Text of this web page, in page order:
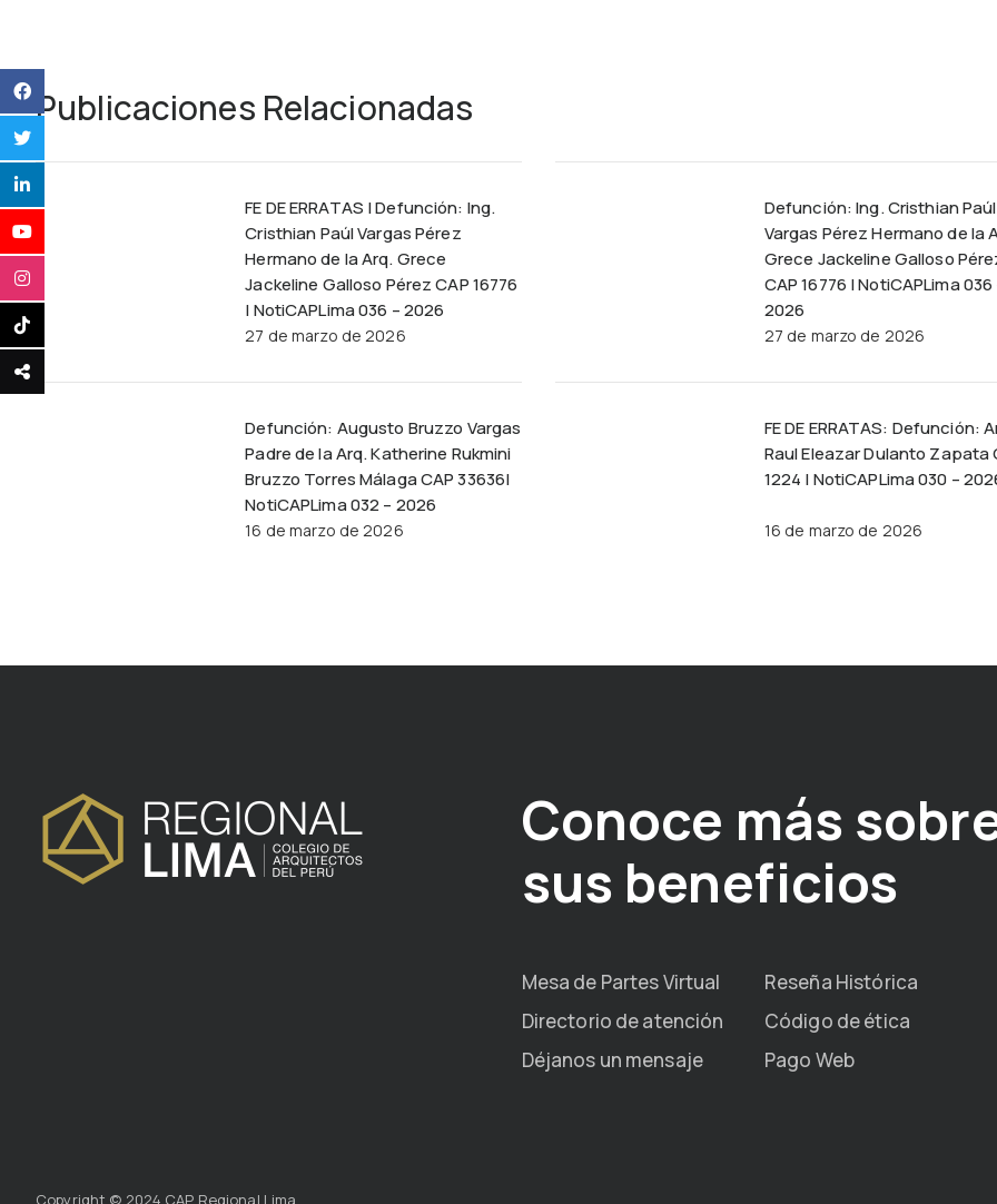
Publicaciones Relacionadas
FE DE ERRATAS | Defunción: Ing.
Cristhian Paúl Vargas Pérez
Hermano de la Arq. Grece
Jackeline Galloso Pérez CAP 16776
| NotiCAPLima 036 – 2026
27 de marzo de 2026
Defunción: Ing. Cristhian Paúl
Vargas Pérez Hermano de la
Grece Jackeline Galloso
CAP 16776 | NotiCAPLima 036
2026
27 de marzo de 2026
Defunción: Augusto Bruzzo Vargas
Padre de la Arq. Katherine Rukmini
Bruzzo Torres Málaga CAP 33636|
NotiCAPLima 032 – 2026
16 de marzo de 2026
FE DE ERRATAS: Defunción:
Raul Eleazar Dulanto Zapata
1224 | NotiCAPLima 030 –
16 de marzo de 2026
Conoce más
sus beneficios
Mesa de Partes Virtual Reseña Histórica
Directorio de atención
Código de ética
Déjanos un mensaje
Pago Web
Copyright © 2024 CAP Regional Lima